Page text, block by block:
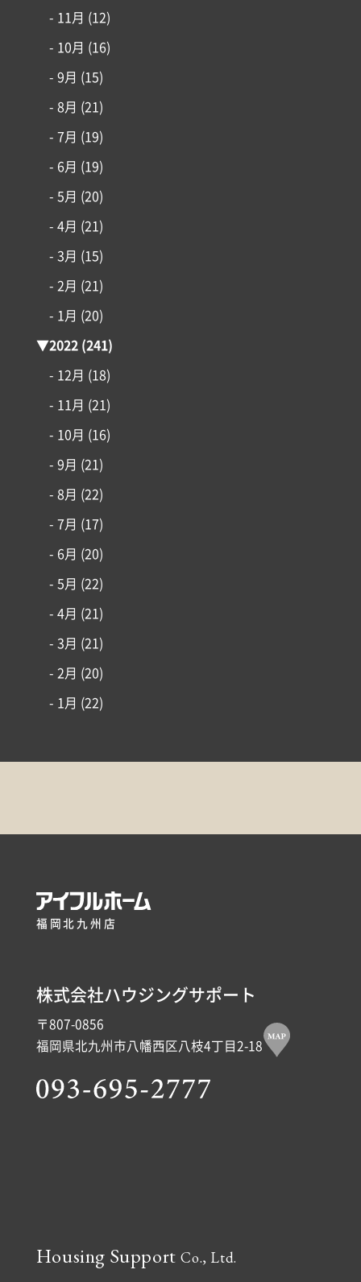
- 11月 (12)
- 10月 (16)
- 9月 (15)
- 8月 (21)
- 7月 (19)
- 6月 (19)
- 5月 (20)
- 4月 (21)
- 3月 (15)
- 2月 (21)
- 1月 (20)
▼2022(241)
- 12月 (18)
- 11月 (21)
- 10月 (16)
- 9月 (21)
- 8月 (22)
- 7月 (17)
- 6月 (20)
- 5月 (22)
- 4月 (21)
- 3月 (21)
- 2月 (20)
- 1月 (22)
福岡北九州店
株式会社ハウジングサポート
〒807-0856
福岡県北九州市八幡西区八枝4丁目2-18
Housing SupportCo., Ltd.